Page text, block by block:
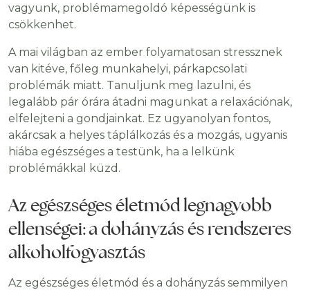
vagyunk, problémamegoldó képességünk is
csökkenhet.
A mai világban az ember folyamatosan stressznek
van kitéve, főleg munkahelyi, párkapcsolati
problémák miatt. Tanuljunk meg lazulni, és
legalább pár órára átadni magunkat a relaxációnak,
elfelejteni a gondjainkat. Ez ugyanolyan fontos,
akárcsak a helyes táplálkozás és a mozgás, ugyanis
hiába egészséges a testünk, ha a lelkünk
problémákkal küzd.
Az egészséges életmód legnagyobb
ellenségei: a dohányzás és rendszeres
alkoholfogyasztás
Az egészséges életmód és a dohányzás semmilyen